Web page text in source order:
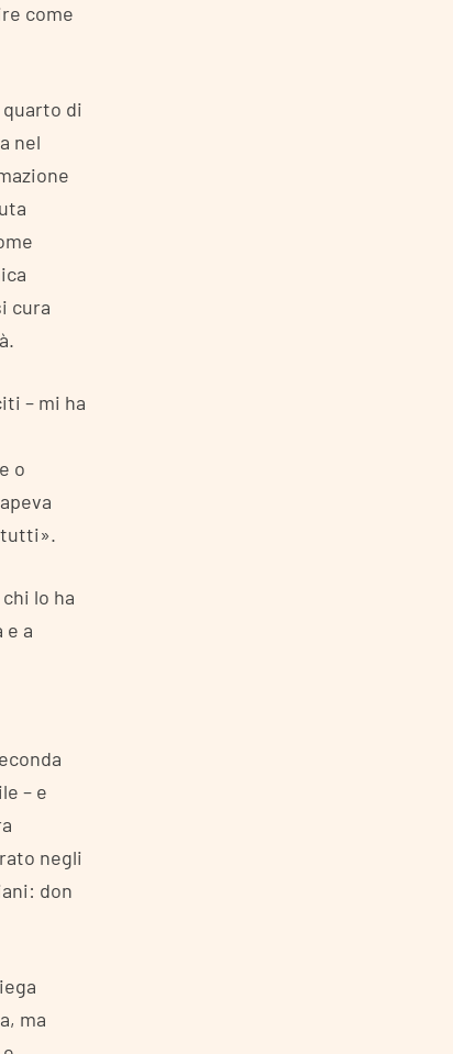
come
quarto di
nel
cura
– mi ha
o
tutti».
lo ha
a
– e
negli
don
ma